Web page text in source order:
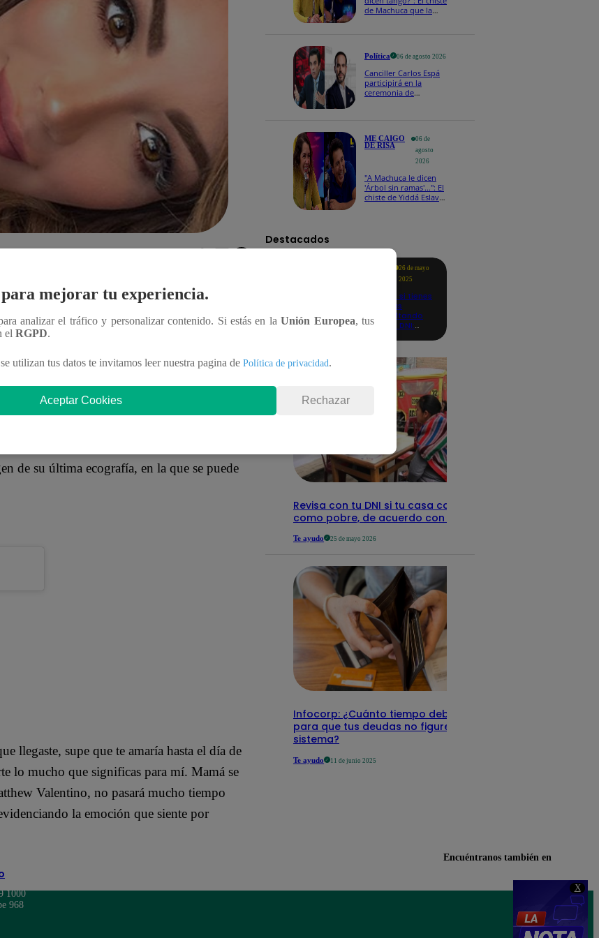
X
llegada de su primer hijo, es por eso que se
embarazada. Este último fin de semana, la
de sus amigas como Angie Jibaja,
del pequeño “Matthew Valentino”,
de su última ecografía, en la que se puede
llegaste, supe que te amaría hasta el día de
lo mucho que significas para mí. Mamá se
Valentino, no pasará mucho tiempo
la emoción que siente por
de Machuca que la
Política 06 de agosto 2026
Canciller Carlos Espá
participirá en la
ceremonia de
ME CAIGO
DE RISA
06 de
agosto
2026
"A Machuca le dicen
'Árbol sin ramas'...": El
chiste de Yiddá Eslava
Destacados
26 de mayo
2025
Revisa si tienes
deudas
consultando
con tu DNI:
detalles
Revisa con tu DNI si tu casa califica
como pobre, de acuerdo con el Sisfoh
Te ayudo 25 de mayo 2026
Infocorp: ¿Cuánto tiempo debe pasar
para que tus deudas no figuren en su
sistema?
Te ayudo 11 de junio 2025
para mejorar tu experiencia.
analizar el tráfico y personalizar contenido. Si estás en laUnión Europea, tus
el RGPD.
utilizan tus datos te invitamos leer nuestra pagina de Política de privacidad.
Aceptar Cookies Rechazar
Encuéntranos también en
1000
968